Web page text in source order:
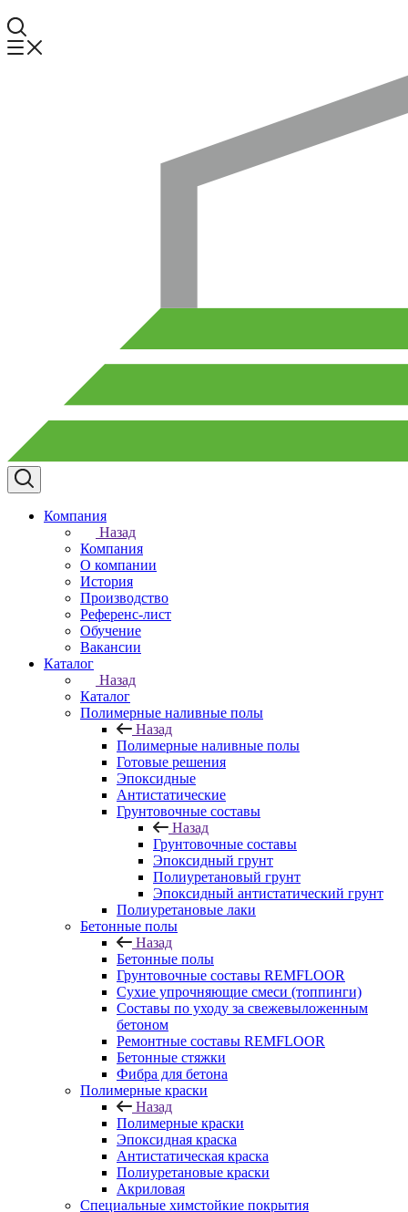
Компания
Назад
Компания
О компании
История
Производство
Референс-лист
Обучение
Вакансии
Каталог
Назад
Каталог
Полимерные наливные полы
Назад
Полимерные наливные полы
Готовые решения
Эпоксидные
Антистатические
Грунтовочные составы
Назад
Грунтовочные составы
Эпоксидный грунт
Полиуретановый грунт
Эпоксидный антистатический грунт
Полиуретановые лаки
Бетонные полы
Назад
Бетонные полы
Грунтовочные составы REMFLOOR
Сухие упрочняющие смеси (топпинги)
Составы по уходу за свежевыложенным
бетоном
Ремонтные составы REMFLOOR
Бетонные стяжки
Фибра для бетона
Полимерные краски
Назад
Полимерные краски
Эпоксидная краска
Антистатическая краска
Полиуретановые краски
Акриловая
Специальные химстойкие покрытия